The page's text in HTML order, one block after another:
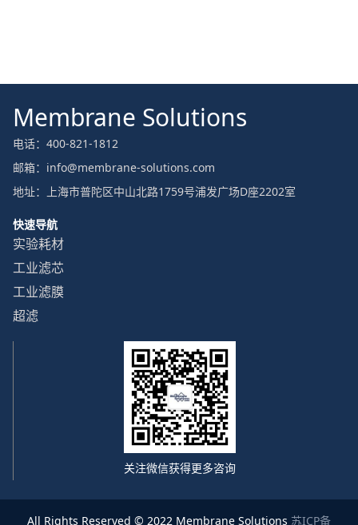
Membrane Solutions
电话：400-821-1812
邮箱：info@membrane-solutions.com
地址：上海市普陀区中山北路1759号浦发广场D座2202室
快速导航
实验耗材
工业滤芯
工业滤膜
超滤
关注微信获得更多咨询
All Rights Reserved © 2022 Membrane Solutions 苏ICP备